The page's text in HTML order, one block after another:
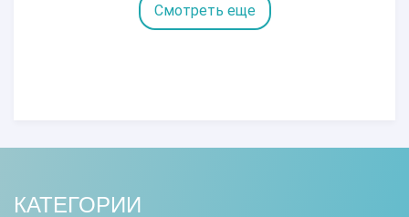
Смотреть еще
КАТЕГОРИИ